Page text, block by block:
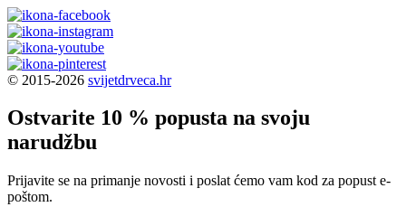
© 2015-2026 svijetdrveca.hr
Ostvarite 10 % popusta na svoju
narudžbu
Prijavite se na primanje novosti i poslat ćemo vam kod za popust e-
poštom.